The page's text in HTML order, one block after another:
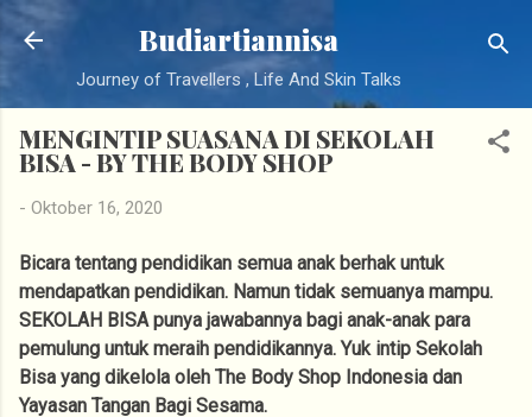
Langsung ke konten utama
Budiartiannisa
Journey of Travellers , Life And Skin Talks
MENGINTIP SUASANA DI SEKOLAH
BISA - BY THE BODY SHOP
- Oktober 16, 2020
Bicara tentang pendidikan semua anak berhak untuk
mendapatkan pendidikan. Namun tidak semuanya mampu.
SEKOLAH BISA punya jawabannya bagi anak-anak para
pemulung untuk meraih pendidikannya. Yuk intip Sekolah
Bisa yang dikelola oleh The Body Shop Indonesia dan
Yayasan Tangan Bagi Sesama.